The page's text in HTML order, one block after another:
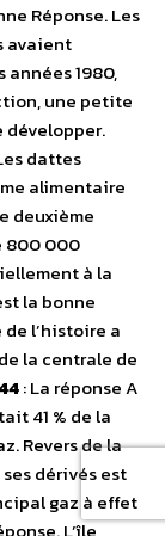
Réponse. Les
avaient
1980,
une petite
développer.
dattes
alimentaire
deuxième
800 000
à la
la bonne
l’histoire a
la centrale de
: La réponse A
41 % de la
Revers de la
dérivés est
gaz à effet